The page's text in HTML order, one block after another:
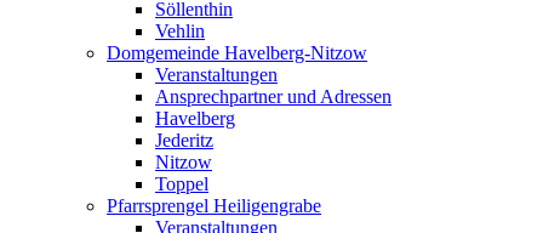
Söllenthin
Vehlin
Domgemeinde Havelberg-Nitzow
Veranstaltungen
Ansprechpartner und Adressen
Havelberg
Jederitz
Nitzow
Toppel
Pfarrsprengel Heiligengrabe
Veranstaltungen